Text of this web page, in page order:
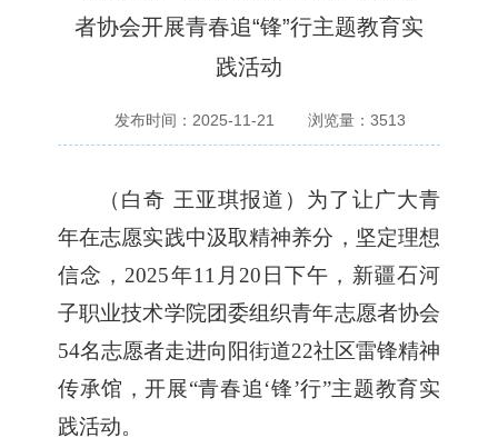
者协会开展青春追“锋”行主题教育实
践活动
发布时间：2025-11-21 浏览量： 3513
（白奇 王亚琪报道）为了让广大青
年在志愿实践中汲取精神养分，坚定理想
信念， 2025年11月20日下午，新疆石河
子职业技术学院团委组织青年志愿者协会
54名志愿者走进向阳街道22社区雷锋精神
传承馆，开展“青春追‘锋’行”主题教育实
践活动。